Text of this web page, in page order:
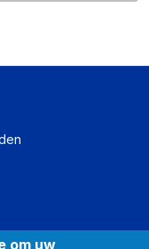
om uw